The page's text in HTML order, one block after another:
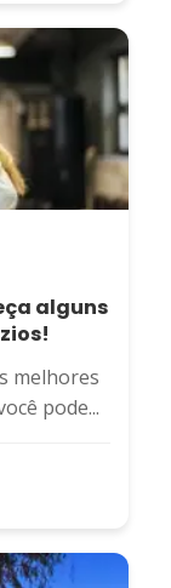
alguns
melhores
pode...